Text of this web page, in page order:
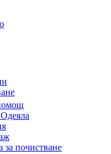
за почистване